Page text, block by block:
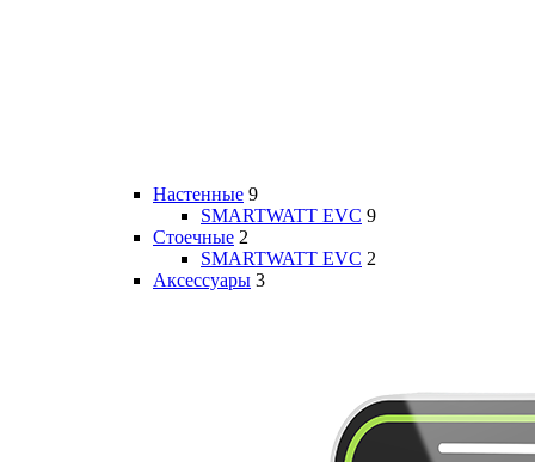
Настенные 9
SMARTWATT EVC 9
Стоечные 2
SMARTWATT EVC 2
Аксессуары 3